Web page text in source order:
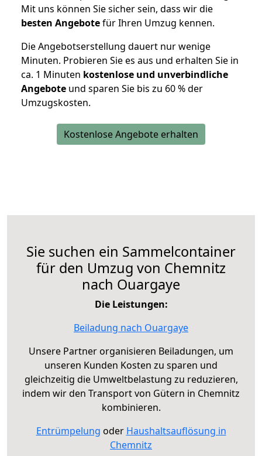
Mit uns können Sie sicher sein, dass wir die
besten Angebotefür Ihren Umzug kennen.
Die Angebotserstellung dauert nur wenige
Minuten. Probieren Sie es aus und erhalten Sie in
ca. 1 Minuten kostenlose und unverbindliche
Angebote und sparen Sie bis zu 60 % der
Umzugskosten.
Kostenlose Angebote erhalten
Sie suchen ein Sammelcontainer
für den Umzug von Chemnitz
nach Ouargaye
Die Leistungen:
Beiladung nach Ouargaye
Unsere Partner organisieren Beiladungen, um
unseren Kunden Kosten zu sparen und
gleichzeitig die Umweltbelastung zu reduzieren,
indem wir den Transport von Gütern in Chemnitz
kombinieren.
Entrümpelung oder Haushaltsauflösung in
Chemnitz